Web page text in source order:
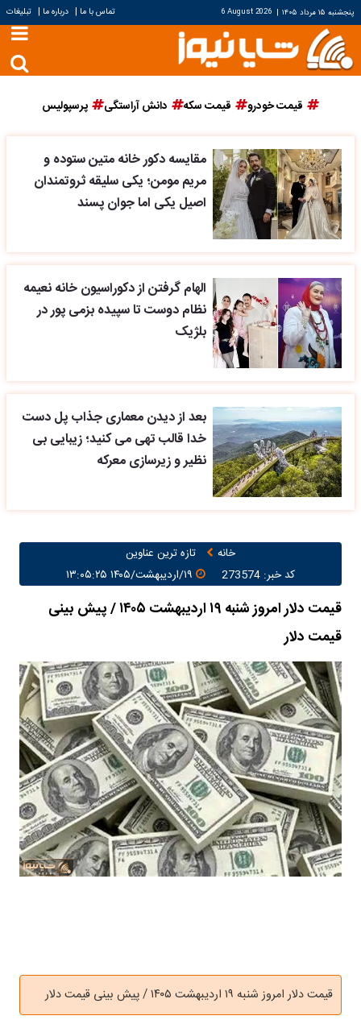
پنجشنبه ۱۵ مرداد ۱۴۰۵ |
6 August 2026 تماس با ما | درباره ما | تبلیغات
قیمت خودرو قیمت سکه دانش آراستگی پرسپولیس
مقایسه دکور خانه متین ستوده و
مریم مومن؛ یکی سلیقه ثروتمندان
اصیل یکی اما جوان پسند
الهام گرفتن از دکوراسیون خانه نعیمه
نظام دوست تا سپیده بزمی پور در
بلژیک
بعد از دیدن معماری جذاب پل دست
خدا قالب تهی می کنید؛ زیبایی بی
نظیر و زیرسازی معرکه
خانه
تازه ترین عناوین
کد خبر: 273574
قیمت دلار امروز شنبه ۱۹ اردیبهشت ۱۴۰۵ / پیش بینی
قیمت دلار
قیمت دلار امروز شنبه ۱۹ اردیبهشت ۱۴۰۵ / پیش بینی قیمت دلار